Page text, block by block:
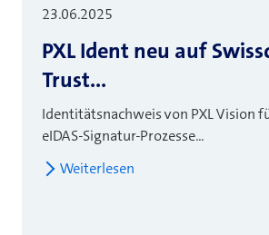
23.06.2025
PXL Ident neu auf
Trust...
Identitätsnachweis von PXL Vision
eIDAS-Signatur-Prozesse...
Weiterlesen